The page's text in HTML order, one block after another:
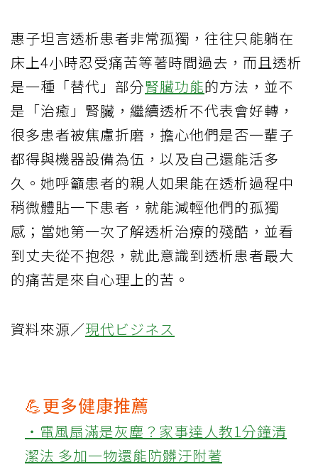
惠子坦言透析患者非常孤獨，往往只能躺在
床上4小時忍受痛苦等著時間過去，而且透析
是一種「替代」部分腎臟功能的方法，並不
是「治癒」腎臟，繼續透析不代表會好轉，
很多患者被焦慮折磨，擔心他們是否一輩子
都得與機器設備為伍，以及自己還能活多
久。她呼籲患者的親人如果能在透析過程中
稍微體貼一下患者，就能減輕他們的孤獨
感；當她第一次了解透析治療的殘酷，並看
到丈夫從不抱怨，就此意識到透析患者最大
的痛苦是來自心理上的苦。
資料來源／現代ビジネス
💪更多健康推薦
‧電風扇滿是灰塵？家事達人教1分鐘清
潔法 多加一物還能防髒汙附著